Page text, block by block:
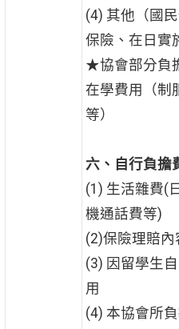
(4) 其他（國
保險、在日實
★協會部分負
在學費用（制
等）
六、自行負擔
(1) 生活雜費(
機通話費等)
(2)保險理賠
(3) 因留學生
用
(4) 本協會所